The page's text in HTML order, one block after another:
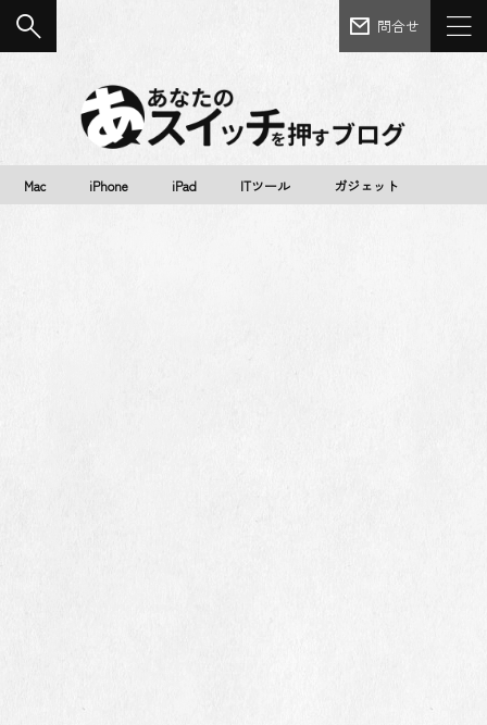
問合せ
Mac iPhone iPad ITツール ガジェット